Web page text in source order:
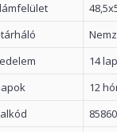
14 lap
12